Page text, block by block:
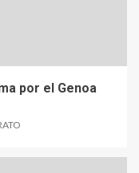
por el Genoa